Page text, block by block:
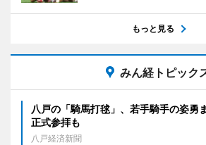
もっと見る
みん経トピック
八戸の「騎馬打毬」、若手騎手の姿
正式参拝も
八戸経済新聞